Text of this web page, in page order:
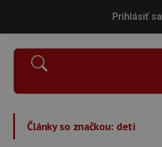
Prihlásiť sa
Články so značkou: deti